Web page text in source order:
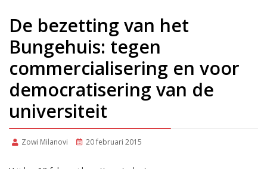
De bezetting van het
Bungehuis: tegen
commercialisering en voor
democratisering van de
universiteit
Zowi Milanovi 20 februari 2015